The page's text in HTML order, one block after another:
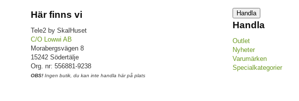
Här finns vi
Tele2 by SkalHuset
C/O Lowwi AB
Morabergsvägen 8
15242 Södertälje
Org. nr: 556881-9238
OBS! Ingen butik, du kan inte handla här på plats
Handla
Handla
Outlet
Nyheter
Varumärken
Specialkategorier